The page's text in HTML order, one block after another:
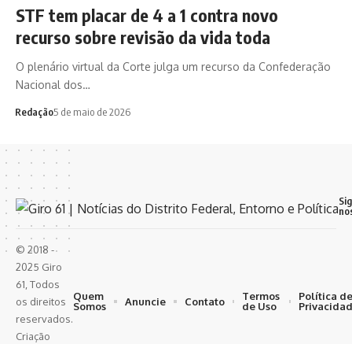
STF tem placar de 4 a 1 contra novo
recurso sobre revisão da vida toda
O plenário virtual da Corte julga um recurso da Confederação
Nacional dos…
Redação5 de maio de 2026
© 2018 -
2025 Giro
61, Todos
os direitos
reservados.
Criação
Quem
Somos
Anuncie Contato
Termos
de Uso
Política